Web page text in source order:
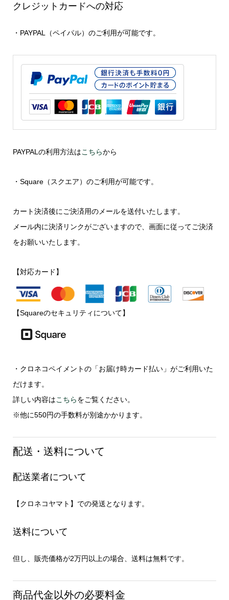
クレジットカードへの対応
・PAYPAL（ペイパル）のご利用が可能です。
PAYPALの利用方法はこちらから
・Square（スクエア）のご利用が可能です。
カート決済後にご決済用のメールを送付いたします。
メール内に決済リンクがございますので、画面に従ってご決済
をお願いいたします。
【対応カード】
【Squareのセキュリティについて】
・クロネコペイメントの「お届け時カード払い」がご利用いた
だけます。
詳しい内容はこちらをご覧ください。
※他に550円の手数料が別途かかります。
配送・送料について
配送業者について
【クロネコヤマト】での発送となります。
送料について
但し、販売価格が2万円以上の場合、送料は無料です。
商品代金以外の必要料金